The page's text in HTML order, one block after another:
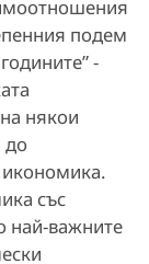
подем
-
някои
до
икономика.
със
най-важните